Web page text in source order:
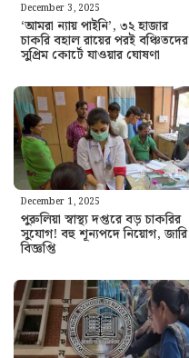
December 3, 2025
‘আমরা ন্যায় পাইনি’, ৩২ হাজার
চাকরি বহাল রায়ের পরই বঞ্চিতদের
সুপ্রিম কোর্টে যাওয়ার ঘোষণা
December 1, 2025
পুরুলিয়া স্বাস্থ্য দপ্তরে বড় চাকরির
সুযোগ! বহু শূন্যপদে নিয়োগ, জারি
বিজ্ঞপ্তি